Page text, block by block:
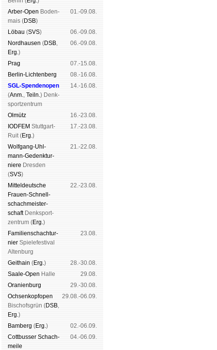
Arber-Open Boden­
mais (DSB)
01.-09.08.
Lö­bau (SVS)
06.-09.08.
Nord­hau­sen (DSB,
Erg.)
06.-09.08.
Prag
07.-15.08.
Berlin-Lich­ten­berg
08.-16.08.
SGL-Spenden­open
(Anm., Teiln.) Denk­
sport­zen­trum
14.-16.08.
Ol­mütz
16.-23.08.
IODFEM Stutt­gart-
Ruit (Erg.)
17.-23.08.
Wolf­gang-Uhl­
mann-Ge­denk­tur­
niere Dres­den
(SVS)
21.-22.08.
Mit­tel­deu­tsche
Frauen-Schnell­
schach­meis­ter­
schaftDenk­sport­
zen­trum (Erg.)
22.-23.08.
Familien­schach­tur­
nier Spiele­fes­ti­val
Al­ten­burg
23.08.
Geit­hain (Erg.)
28.-30.08.
Saale-Open Halle
29.08.
Oranien­burg
29.-30.08.
Och­sen­kopf­open
Bischofs­grün (DSB,
Erg.)
29.08.-06.09.
Bam­berg (Erg.)
02.-06.09.
Cott­busser Schach­
meile
04.-06.09.